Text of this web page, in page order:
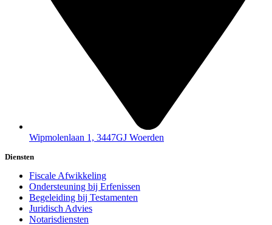
Wipmolenlaan 1, 3447GJ Woerden
Diensten
Fiscale Afwikkeling
Ondersteuning bij Erfenissen
Begeleiding bij Testamenten
Juridisch Advies
Notarisdiensten